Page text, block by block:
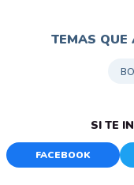
TEMAS QUE
SI TE
FACEBOOK